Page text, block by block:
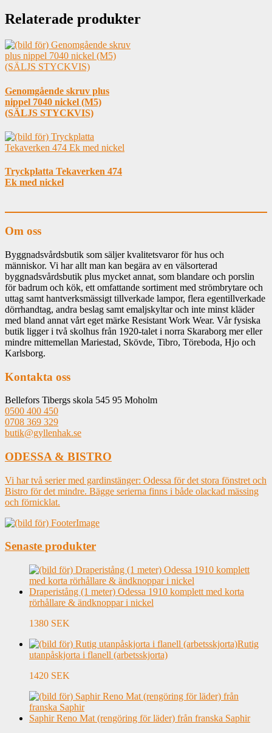
Relaterade produkter
Genomgående skruv plus
nippel 7040 nickel (M5)
(SÄLJS STYCKVIS)
Tryckplatta Tekaverken 474
Ek med nickel
Om oss
Byggnadsvårdsbutik som säljer kvalitetsvaror för hus och
människor. Vi har allt man kan begära av en välsorterad
byggnadsvårdsbutik plus mycket annat, som blandare och porslin
för badrum och kök, ett omfattande sortiment med strömbrytare och
uttag samt hantverksmässigt tillverkade lampor, flera egentillverkade
dörrhandtag, andra beslag samt emaljskyltar och inte minst kläder
med bland annat vårt eget märke Resistant Work Wear. Vår fysiska
butik ligger i två skolhus från 1920-talet i norra Skaraborg mer eller
mindre mittemellan Mariestad, Skövde, Tibro, Töreboda, Hjo och
Karlsborg.
Kontakta oss
Bellefors Tibergs skola 545 95 Moholm
0500 400 450
0708 369 329
butik@gyllenhak.se
ODESSA & BISTRO
Vi har två serier med gardinstänger: Odessa för det stora fönstret och
Bistro för det mindre. Bägge serierna finns i både olackad mässing
och förnicklat.
Senaste produkter
Draperistång (1 meter) Odessa 1910 komplett med korta
rörhållare & ändknoppar i nickel
1380 SEK
Rutig
utanpåskjorta i flanell (arbetsskjorta)
1420 SEK
Saphir Reno Mat (rengöring för läder) från franska Saphir